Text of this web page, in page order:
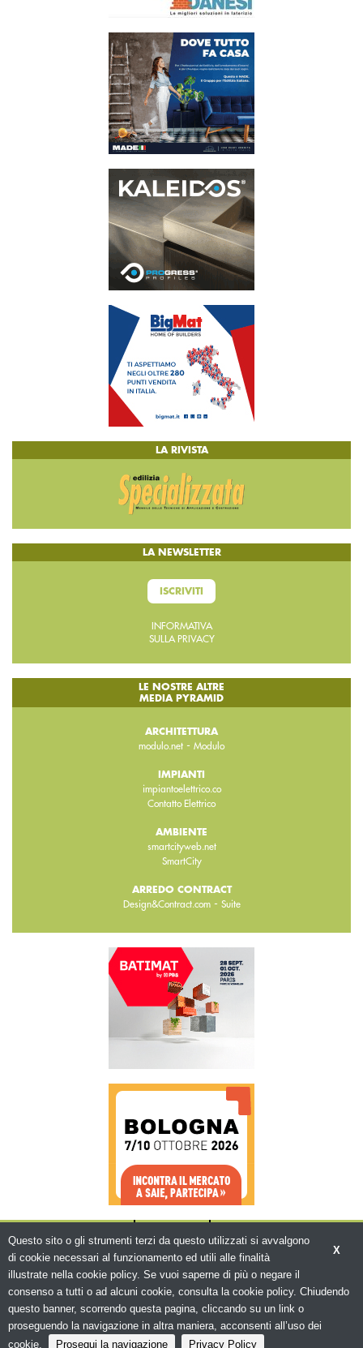
LA RIVISTA
LA NEWSLETTER
ISCRIVITI
INFORMATIVA
SULLA PRIVACY
LE NOSTRE ALTRE
MEDIA PYRAMID
ARCHITETTURA
modulo.net - Modulo
IMPIANTI
impiantoelettrico.co
Contatto Elettrico
AMBIENTE
smartcityweb.net
SmartCity
ARREDO CONTRACT
Design&Contract.com- Suite
© Copyright 2026. Edilizia in Rete - N.ro
Iscrizione ROC 5836 -Privacy policy
X
Questo sito o gli strumenti terzi da questo utilizzati si avvalgono
di cookie necessari al funzionamento ed utili alle finalità
illustrate nella cookie policy. Se vuoi saperne di più o negare il
consenso a tutti o ad alcuni cookie, consulta la cookie policy. Chiudendo
questo banner, scorrendo questa pagina, cliccando su un link o
proseguendo la navigazione in altra maniera, acconsenti all’uso dei
cookie.
Prosegui la navigazione Privacy Policy